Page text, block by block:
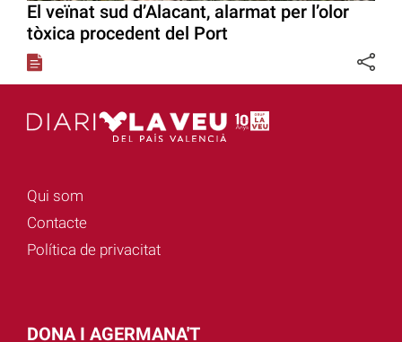
El veïnat sud d’Alacant, alarmat per l’olor
tòxica procedent del Port
Qui som
Contacte
Política de privacitat
DONA I AGERMANA'T